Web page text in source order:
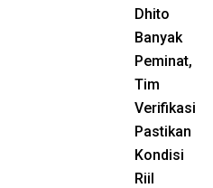
Dhito
Banyak
Peminat,
Tim
Verifikasi
Pastikan
Kondisi
Riil